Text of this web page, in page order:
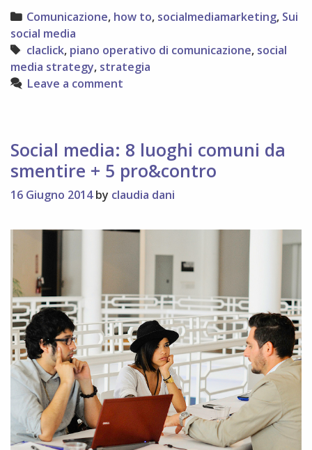
riunione
Categories
Comunicazione, how to, socialmediamarketing, Sui
social media
Tags
claclick, piano operativo di comunicazione, social
media strategy, strategia
Leave a comment
Social media: 8 luoghi comuni da
smentire + 5 pro&contro
16 Giugno 2014 by claudia dani